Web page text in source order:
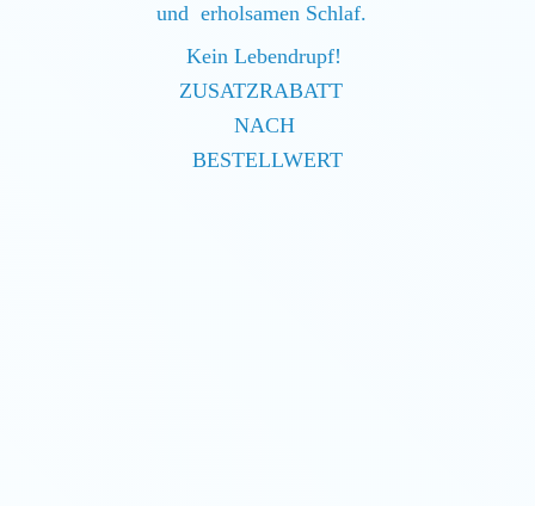
und erholsamen Schlaf.
Kein Lebendrupf!
ZUSATZRABATT
NACH
BESTELLWERT